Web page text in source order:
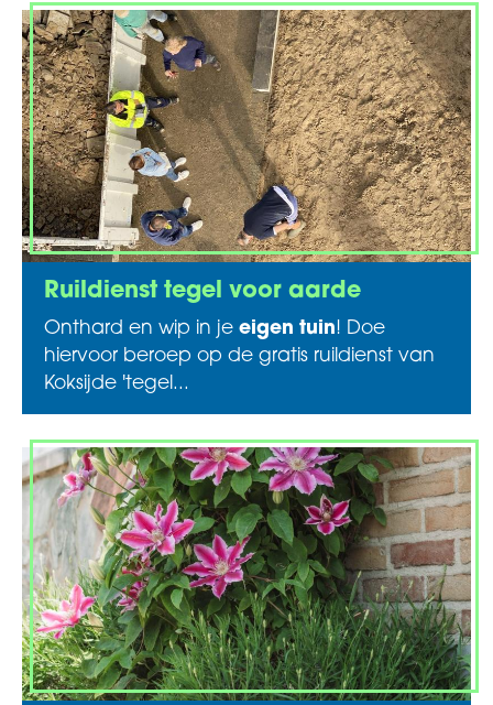
Ruildienst tegel voor aarde
Onthard en wip in je eigen tuin! Doe
hiervoor beroep op de gratis ruildienst van
Koksijde 'tegel...